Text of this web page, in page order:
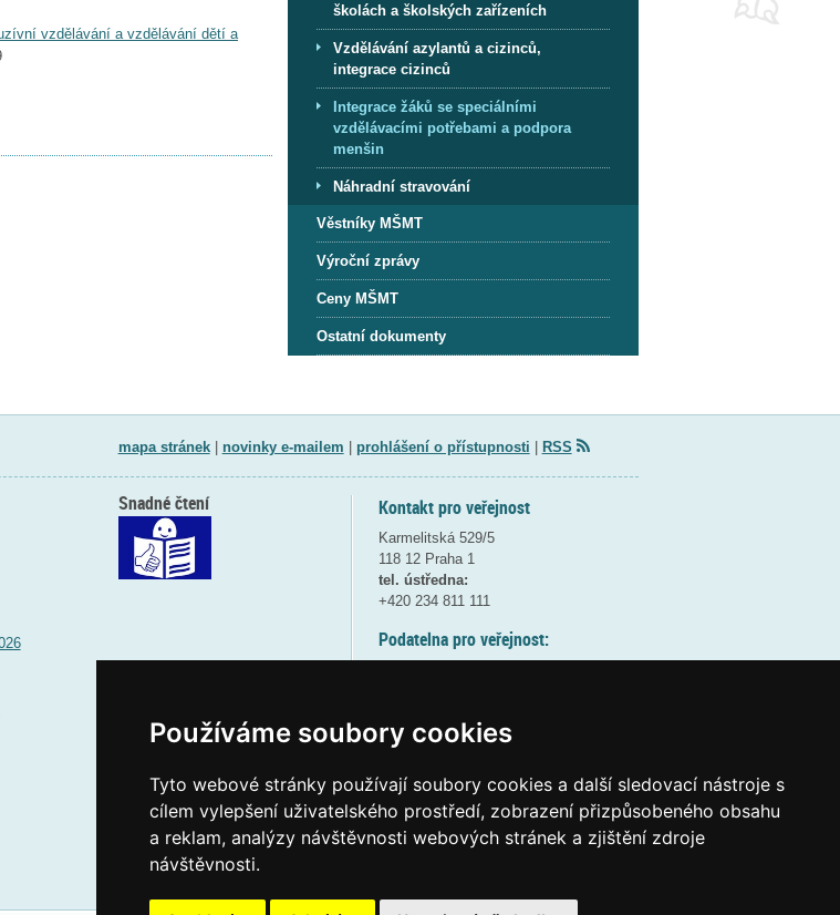
Používáme soubory cookies
Tyto webové stránky používají soubory cookies a další sledovací nástroje s
cílem vylepšení uživatelského prostředí, zobrazení přizpůsobeného obsahu
a reklam, analýzy návštěvnosti webových stránek a zjištění zdroje
návštěvnosti.
vzdělávání a vzdělávání dětí a
školách a školských zařízeních
Vzdělávání azylantů a cizinců,
integrace cizinců
Integrace žáků se speciálními
vzdělávacími potřebami a podpora
menšin
Náhradní stravování
Věstníky MŠMT
Výroční zprávy
Ceny MŠMT
Ostatní dokumenty
mapa stránek| novinky e-mailem prohlášení o přístupnosti RSS
Kontakt pro veřejnost
Karmelitská 529/5
118 12 Praha 1
tel. ústředna:
+420 234 811 111
Podatelna pro veřejnost:
(více informací
Elektronická podatelna:
posta@msmt.gov.cz
Snadné čtení